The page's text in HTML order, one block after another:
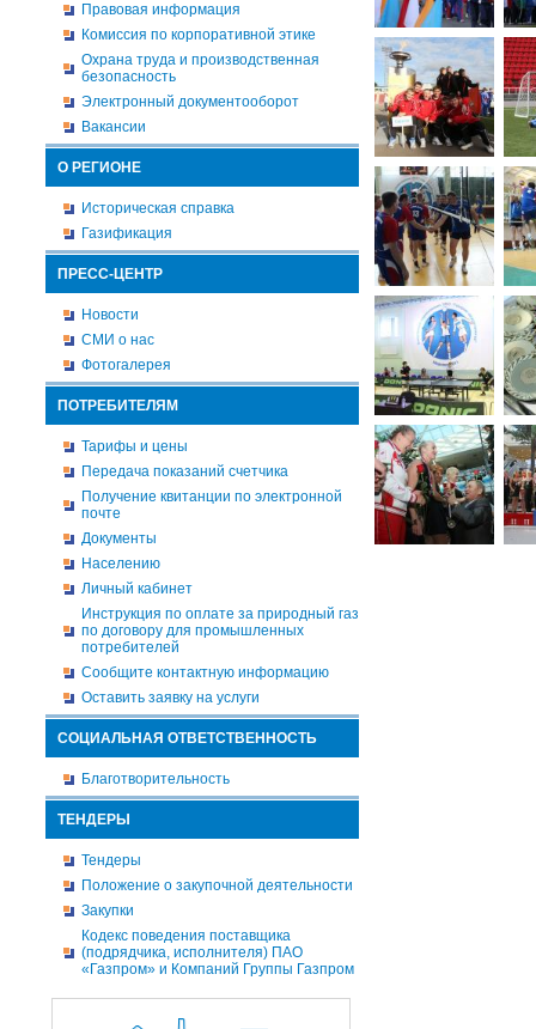
Правовая информация
Комиссия по корпоративной этике
Охрана труда и производственная
безопасность
Электронный документооборот
Вакансии
О РЕГИОНЕ
Историческая справка
Газификация
ПРЕСС-ЦЕНТР
Новости
СМИ о нас
Фотогалерея
ПОТРЕБИТЕЛЯМ
Тарифы и цены
Передача показаний счетчика
Получение квитанции по электронной
почте
Документы
Населению
Личный кабинет
Инструкция по оплате за природный газ
по договору для промышленных
потребителей
Сообщите контактную информацию
Оставить заявку на услуги
СОЦИАЛЬНАЯ ОТВЕТСТВЕННОСТЬ
Благотворительность
ТЕНДЕРЫ
Тендеры
Положение о закупочной деятельности
Закупки
Кодекс поведения поставщика
(подрядчика, исполнителя) ПАО
«Газпром» и Компаний Группы Газпром